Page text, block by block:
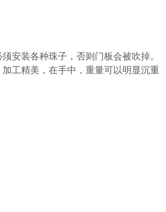
安装各种珠子，否则门板会被吹掉。
工精美，在手中，重量可以明显沉重